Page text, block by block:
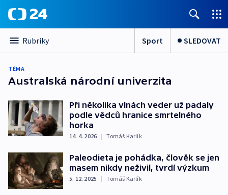
Rubriky Sport SLEDOVAT
TÉMA
Australská národní univerzita
Při několika vlnách veder už padaly
podle vědců hranice smrtelného
horka
14. 4. 2026 | Tomáš Karlík
Paleodieta je pohádka, člověk se jen
masem nikdy neživil, tvrdí výzkum
5. 12. 2025 | Tomáš Karlík